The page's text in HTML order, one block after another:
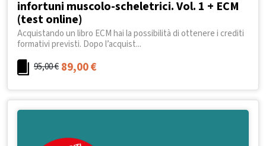
infortuni muscolo-scheletrici. Vol. 1 + ECM
(test online)
Acquistando un libro ECM hai la possibilità di ottenere i crediti
formativi previsti. Dopo l’acquist...
95,00€ 89,00€